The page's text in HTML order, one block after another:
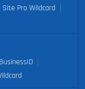
Site Pro Wildcard